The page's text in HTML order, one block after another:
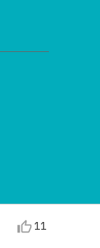
thumb_up_alt11